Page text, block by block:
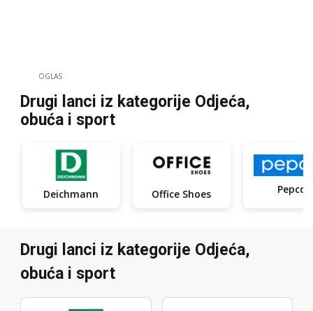
OGLAS
Drugi lanci iz kategorije Odjeća,
obuća i sport
Deichmann Office Shoes Pepco
Drugi lanci iz kategorije Odjeća,
obuća i sport